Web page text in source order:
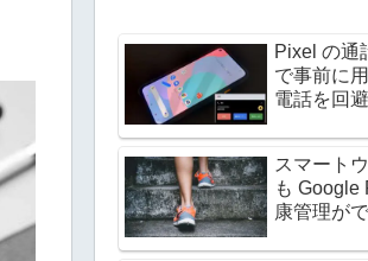
Pixel の通
で事前に
電話を回
スマート
も Google
康管理が